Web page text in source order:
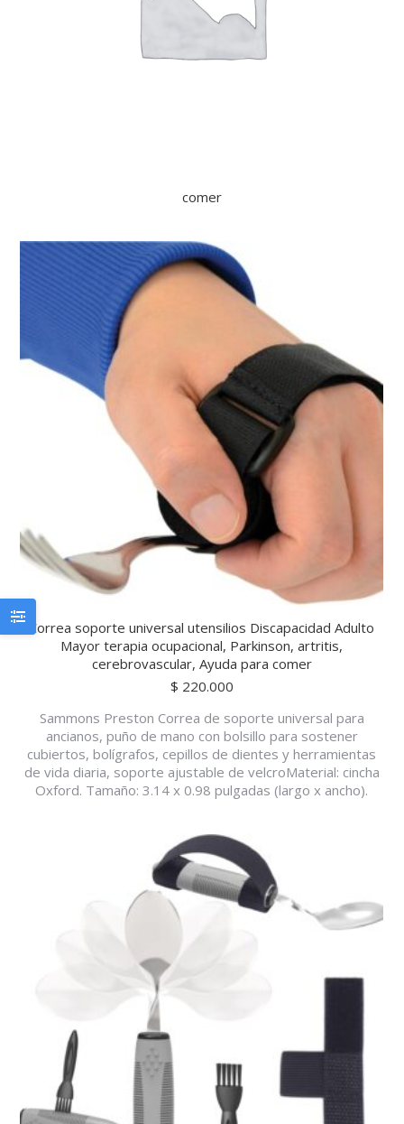
comer
Correa soporte universal utensilios Discapacidad Adulto
Mayor terapia ocupacional, Parkinson, artritis,
cerebrovascular, Ayuda para comer
$ 220.000
Sammons Preston Correa de soporte universal para
ancianos, puño de mano con bolsillo para sostener
cubiertos, bolígrafos, cepillos de dientes y herramientas
de vida diaria, soporte ajustable de velcroMaterial: cincha
Oxford. Tamaño: 3.14 x 0.98 pulgadas (largo x ancho).